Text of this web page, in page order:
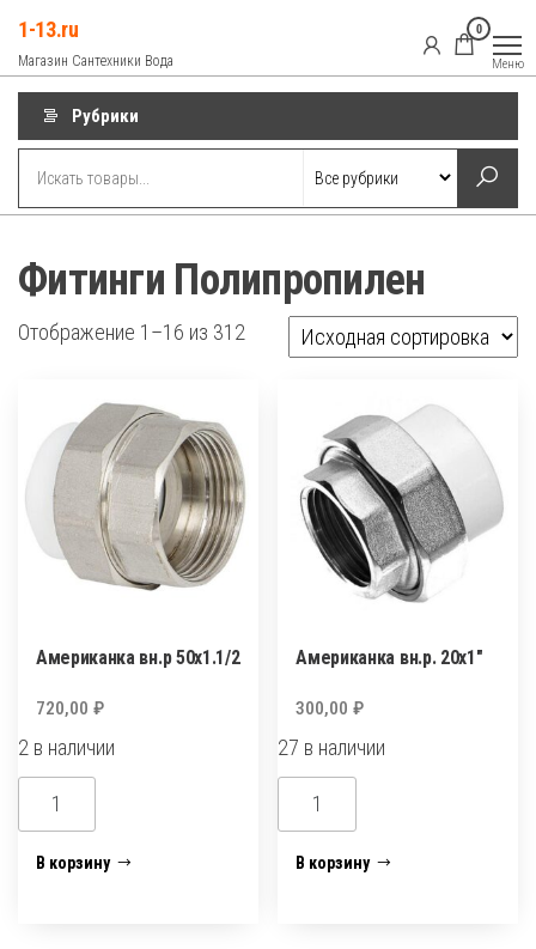
содержимому
1-13.ru
Магазин Сантехники Вода
0
Меню
Рубрики
Фитинги Полипропилен
Отображение 1–16 из 312
Американка вн.р 50х1.1/2
720,00 ₽
2 в наличии
Количество
товара
Американка
В корзину
Американка вн.р. 20х1″
300,00₽
27 в наличии
Количество
товара
Американка
В корзину